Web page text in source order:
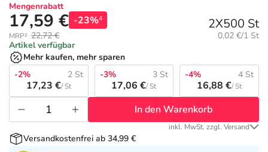
Natur & Homöopathie
Sanitätshaus
Sport & Fitness
Sonnenpflege
Sommerpflege für Haar und Kopfhaut
Täglich gut versorgt
E-Rezept App
Nattermann Deals
R(h)ein Nutrition Deals
Refluthin, Lasea & Carmenthin Deals
Salus Deals
Mengenrabatt
17,59 € -23%4
MRP² 22,72 €
2X500 St
Grundpreis:
0,02 €/1 St
Artikel verfügbar
Mehr kaufen, mehr sparen
-2%
2 St
17,23 €/ St
-3% 3 St
17,06 €/ St
-4% 4 St
16,88 €/ St
In den Warenkorb
inkl. MwSt. zzgl. Versand
Versandkostenfrei ab 34,99 €